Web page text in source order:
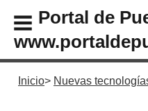
Portal de
Inicio Nuevas